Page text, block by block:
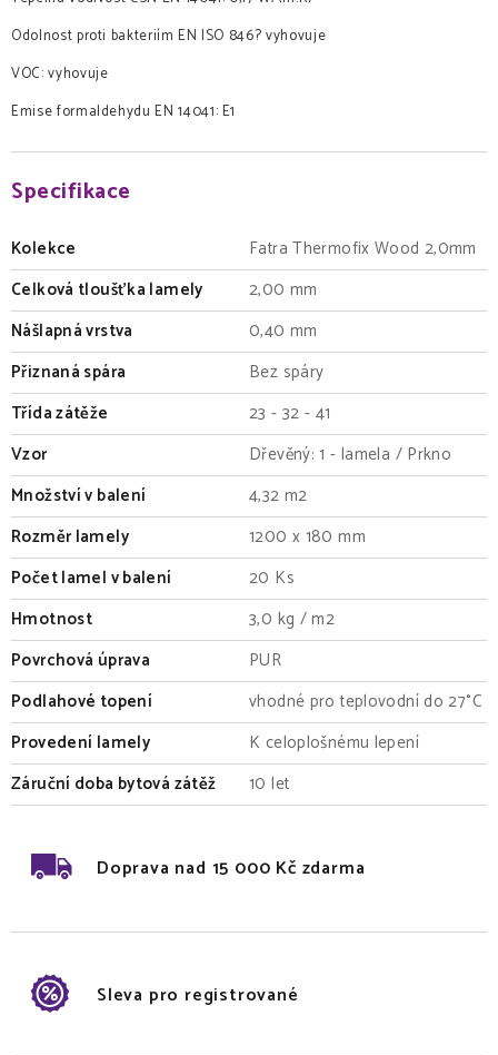
Odolnost proti bakteriím EN ISO 846? vyhovuje
VOC: vyhovuje
Emise formaldehydu EN 14041: E1
Specifikace
Kolekce
Fatra Thermofix Wood 2,0mm
Celková tloušťka lamely
2,00 mm
Nášlapná vrstva
0,40 mm
Přiznaná spára
Bez spáry
Třída zátěže
23 - 32 - 41
Vzor
Dřevěný: 1 - lamela / Prkno
Množství v balení
4,32 m2
Rozměr lamely
1200 x 180 mm
Počet lamel v balení
20 Ks
Hmotnost
3,0 kg / m2
Povrchová úprava
PUR
Podlahové topení
vhodné pro teplovodní do 27°C
Provedení lamely
K celoplošnému lepení
Záruční doba bytová zátěž
10 let
Doprava nad 15 000 Kč zdarma
Sleva pro registrované